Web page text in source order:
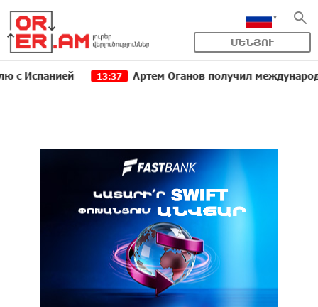
ՄԵՆՅՈՒ
13:37 Артем Оганов получил международную